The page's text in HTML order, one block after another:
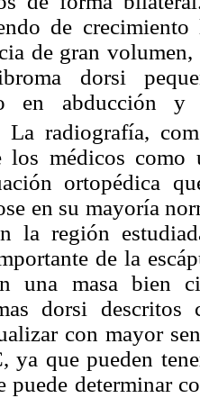
de
de gran
dorsi
en abducción y
La radiografía,
los médicos como
ortopédica
en su mayoría
la región
de la
una masa bien
dorsi
con mayor
ya que pueden
puede determinar